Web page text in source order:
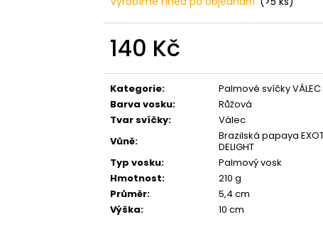
140 Kč
cena:
Kategorie:
Palmové svíčky VÁLEC
Barva vosku:
Růžová
Tvar svíčky:
Válec
Vůně:
Brazilská papaya
DELIGHT
Typ vosku:
Palmový vosk
Hmotnost:
210 g
Průměr:
5,4 cm
Výška: 10 cm
SVÍČKA SÓJOVÁ -
10 KS ČAJOVÝCH
- HEBKÁ LINIE-DEEP
PŘÍRODNÍ VONNÁ SVÍČKA
VANILKA
99 Kč